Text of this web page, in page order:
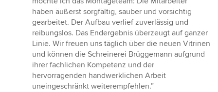
haben äußerst sorgfältig, sauber und vorsichtig
gearbeitet. Der Aufbau verlief zuverlässig und
reibungslos. Das Endergebnis überzeugt auf ganzer
Linie. Wir freuen uns täglich über die neuen Vitrinen
und können die Schreinerei Brüggemann aufgrund
ihrer fachlichen Kompetenz und der
hervorragenden handwerklichen Arbeit
uneingeschränkt weiterempfehlen.”